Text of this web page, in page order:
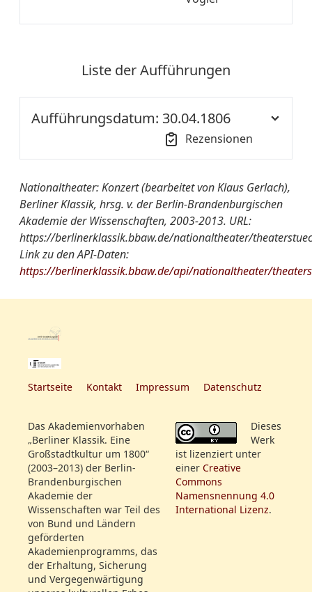
Liste der Aufführungen
Aufführungsdatum: 30.04.1806
Rezensionen
Aufführung::
Nationaltheater
von A-Z:
Concert spirituel
Quelle: HSZ 1806, Nr. 50
Abt Vogler.
Sängerinnen des Königl.
National-Theaters werden
die Güte haben, diese
Musikaufführung zu
unterstützen. Die in der
Messe vorkommenden
concertirenden Solo's
haben die Königlichen
Kammer-Musiker, Hr. Ritter
und Hr. Tausch gefälligst
Nationaltheater: Konzert (bearbeitet von Klaus Gerlach),
Berliner Klassik, hrsg. v. der Berlin-Brandenburgischen
Akademie der Wissenschaften, 2003-2013. URL:
https://berlinerklassik.bbaw.de/nationaltheater/
Link zu den API-Daten:
https://berlinerklassik.bbaw.de/api/nationaltheater/
Startseite Kontakt Impressum Datenschutz
Das Akademienvorhaben
„Berliner Klassik. Eine
Großstadtkultur um 1800“
(2003–2013) der Berlin-
Brandenburgischen
Akademie der
Wissenschaften war Teil des
von Bund und Ländern
geförderten
Akademienprogramms, das
der Erhaltung, Sicherung
und Vergegenwärtigung
Dieses
Werk
ist lizenziert unter
einer Creative
Commons
Namensnennung 4.0
International Lizenz.